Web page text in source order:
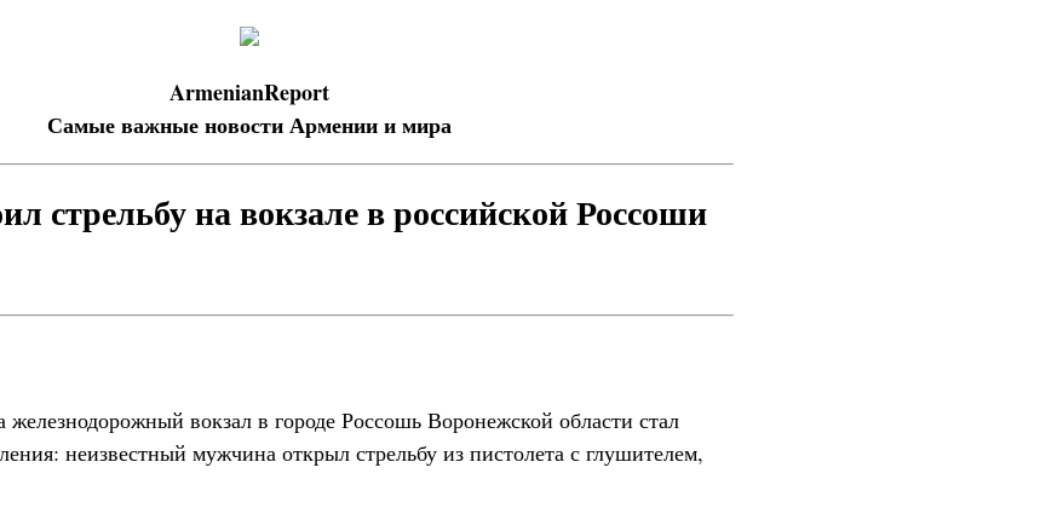
ArmenianReport
Самые важные новости Армении и мира
стрельбу на вокзале в российской Россоши
железнодорожный вокзал в городе Россошь Воронежской области стал
неизвестный мужчина открыл стрельбу из пистолета с глушителем,